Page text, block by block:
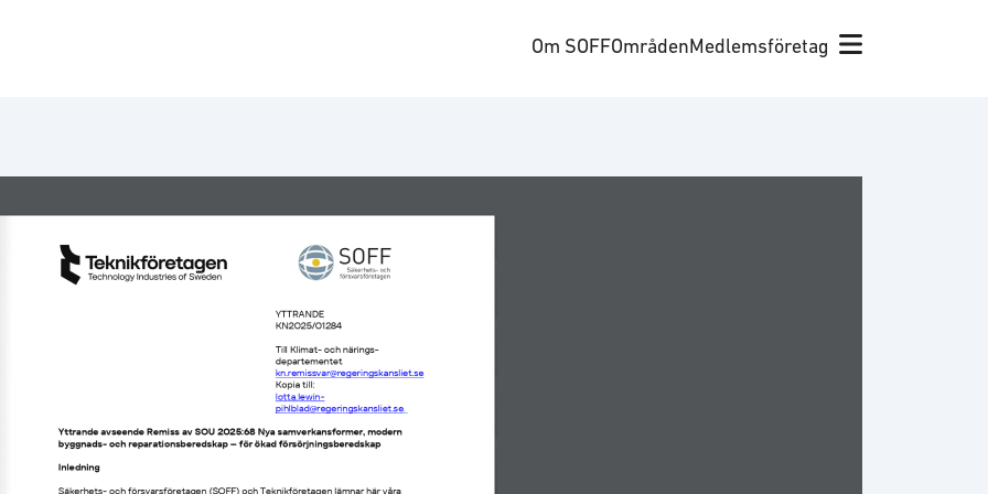
Om SOFFOmrådenMedlemsföretag
YTTRANDE
KN2025/01284
Till Klimat- och närings-
departementet
kn.remissvar@regeringskansliet.se
Kopia till:
lotta.lewin-
pihlblad@regeringskansliet.se.
Yttrande avseende Remiss av SOU 2025:68 Nya samverkansformer, modern
byggnads- och reparationsberedskap – för ökad försörjningsberedskap
Inledning
Säkerhets- och försvarsföretagen (SOFF) och Teknikföretagen lämnar här våra